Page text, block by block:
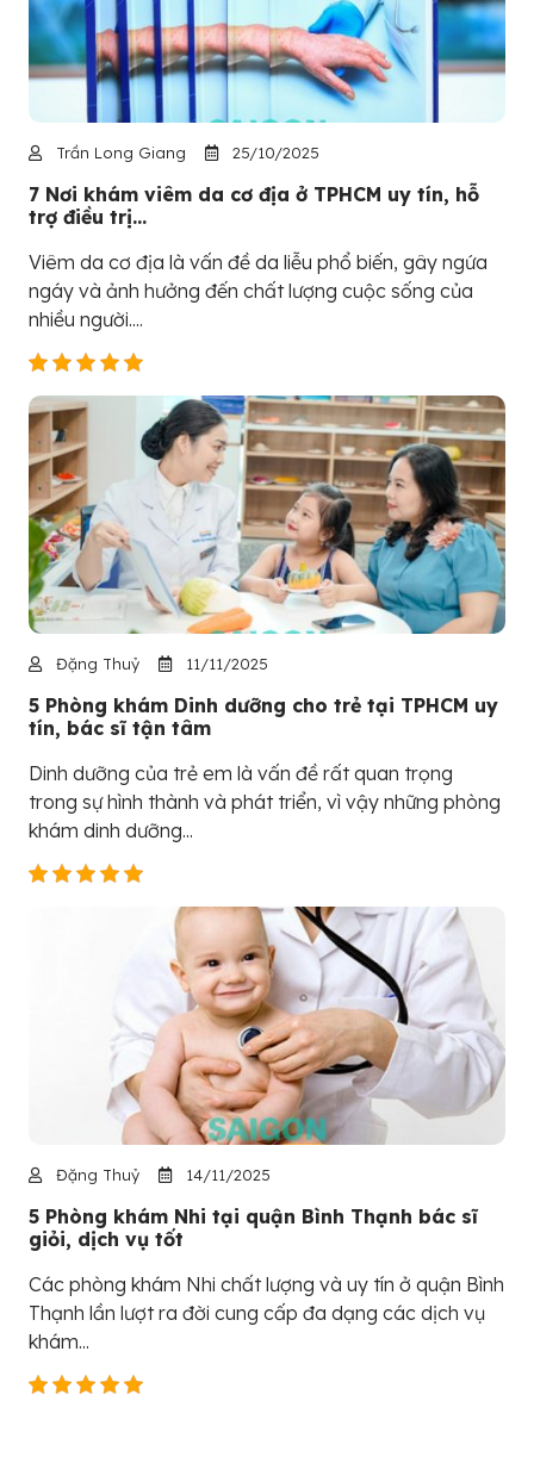
Trần Long Giang 25/10/2025
7 Nơi khám viêm da cơ địa ở TPHCM uy tín, hỗ
trợ điều trị...
Viêm da cơ địa là vấn đề da liễu phổ biến, gây ngứa
ngáy và ảnh hưởng đến chất lượng cuộc sống của
nhiều người....
Đặng Thuỷ 11/11/2025
5 Phòng khám Dinh dưỡng cho trẻ tại TPHCM uy
tín, bác sĩ tận tâm
Dinh dưỡng của trẻ em là vấn đề rất quan trọng
trong sự hình thành và phát triển, vì vậy những phòng
khám dinh dưỡng...
Đặng Thuỷ 14/11/2025
5 Phòng khám Nhi tại quận Bình Thạnh bác sĩ
giỏi, dịch vụ tốt
Các phòng khám Nhi chất lượng và uy tín ở quận Bình
Thạnh lần lượt ra đời cung cấp đa dạng các dịch vụ
khám...